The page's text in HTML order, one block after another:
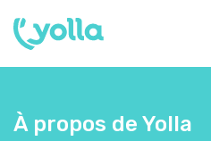
À propos de Yolla